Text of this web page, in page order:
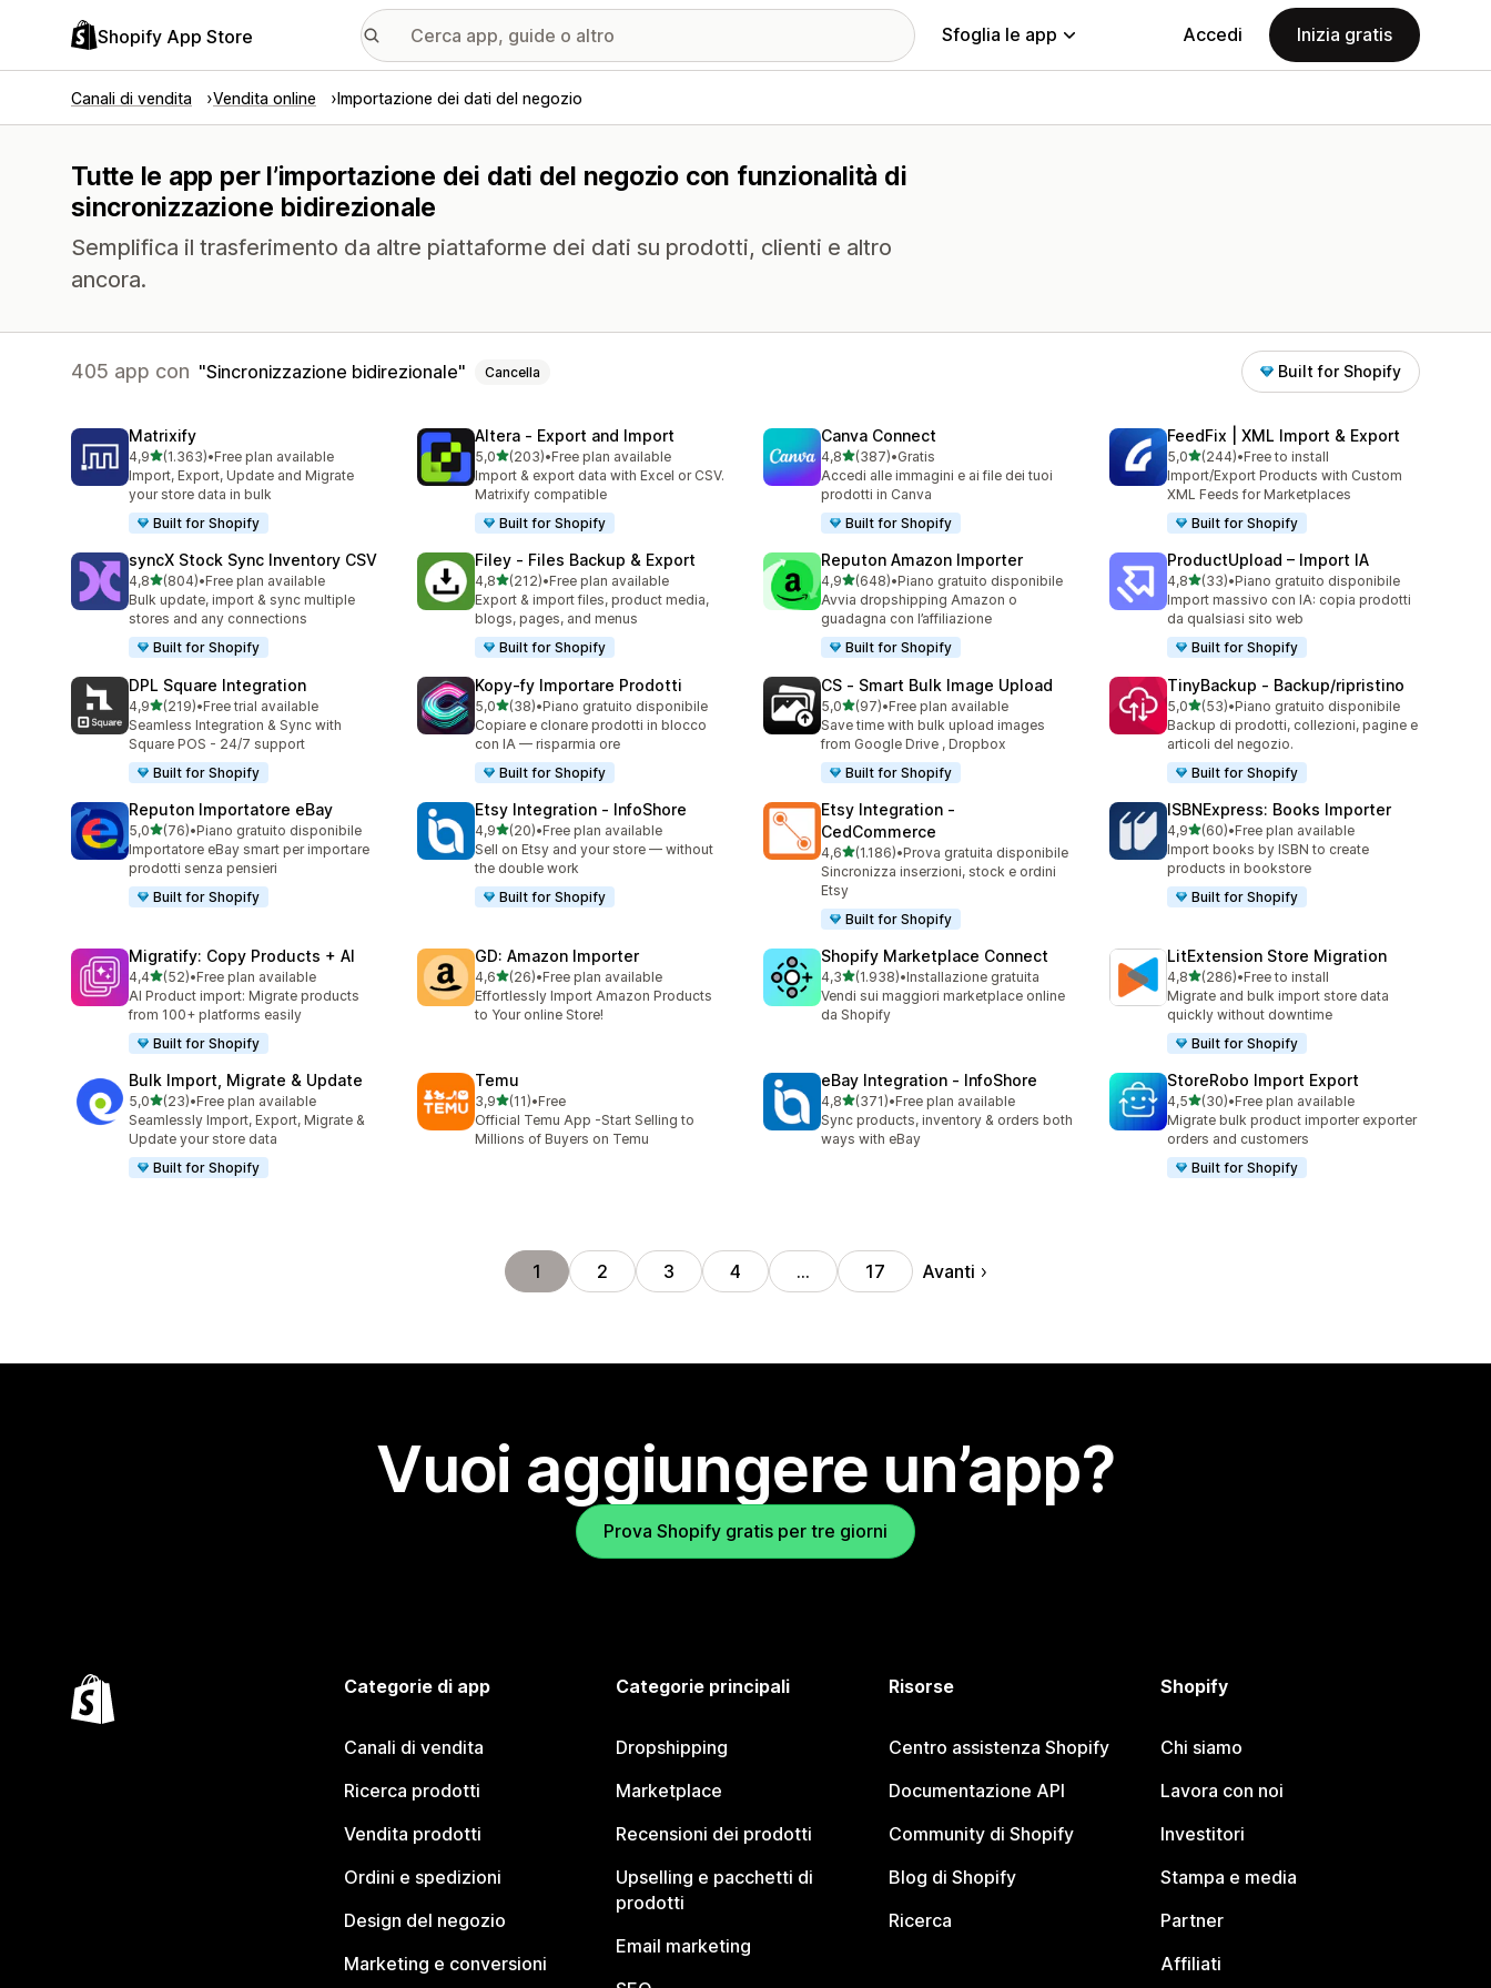
Shopify App Store Sfoglia le app Accedi Inizia gratis
Canali di vendita Vendita online Importazione dei dati del negozio
Tutte le app per l’importazione dei dati del negozio con funzionalità di
sincronizzazione bidirezionale
Semplifica il trasferimento da altre piattaforme dei dati su prodotti, clienti e altro
ancora.
405 app con Sincronizzazione bidirezionale Cancella Built for Shopify
Matrixify
4,9stelle su 5
(1.363)
1363 recensioni totali
•Free plan available
Import, Export, Update and Migrate
your store data in bulk
Built for Shopify
Altera ‑ Export and Import
5,0stelle su 5
(203)
203 recensioni totali
•Free plan available
Import & export data with Excel or CSV.
Matrixify compatible
Built for Shopify
Canva Connect
4,8stelle su 5
(387)
387 recensioni totali
•Gratis
Accedi alle immagini e ai file dei tuoi
prodotti in Canva
Built for Shopify
FeedFix | XML Import & Export
5,0stelle su 5
(244)
244 recensioni totali
•Free to install
Import/Export Products with Custom
XML Feeds for Marketplaces
Built for Shopify
syncX Stock Sync Inventory CSV
4,8stelle su 5
(804)
804 recensioni totali
•Free plan available
Bulk update, import & sync multiple
stores and any connections
Built for Shopify
Filey ‑ Files Backup & Export
4,8stelle su 5
(212)
212 recensioni totali
•Free plan available
Export & import files, product media,
blogs, pages, and menus
Built for Shopify
Reputon Amazon Importer
4,9stelle su 5
(648)
648 recensioni totali
•Piano gratuito disponibile
Avvia dropshipping Amazon o
guadagna con l’affiliazione
Built for Shopify
ProductUpload – Import IA
4,8stelle su 5
(33)
33 recensioni totali
•Piano gratuito disponibile
Import massivo con IA: copia prodotti
da qualsiasi sito web
Built for Shopify
DPL Square Integration
4,9stelle su 5
(219)
219 recensioni totali
•Free trial available
Seamless Integration & Sync with
Square POS - 24/7 support
Built for Shopify
Kopy‑fy Importare Prodotti
5,0stelle su 5
(38)
38 recensioni totali
•Piano gratuito disponibile
Copiare e clonare prodotti in blocco
con IA — risparmia ore
Built for Shopify
CS ‑ Smart Bulk Image Upload
5,0stelle su 5
(97)
97 recensioni totali
•Free plan available
Save time with bulk upload images
from Google Drive , Dropbox
Built for Shopify
TinyBackup ‑ Backup/ripristino
5,0stelle su 5
(53)
53 recensioni totali
•Piano gratuito disponibile
Backup di prodotti, collezioni, pagine e
articoli del negozio.
Built for Shopify
Reputon Importatore eBay
5,0stelle su 5
(76)
76 recensioni totali
•Piano gratuito disponibile
Importatore eBay smart per importare
prodotti senza pensieri
Built for Shopify
Etsy Integration ‑ InfoShore
4,9stelle su 5
(20)
20 recensioni totali
•Free plan available
Sell on Etsy and your store — without
the double work
Built for Shopify
Etsy Integration ‑
CedCommerce
4,6stelle su 5
(1.186)
1186 recensioni totali
•Prova gratuita disponibile
Sincronizza inserzioni, stock e ordini
Etsy
Built for Shopify
ISBNExpress: Books Importer
4,9stelle su 5
(60)
60 recensioni totali
•Free plan available
Import books by ISBN to create
products in bookstore
Built for Shopify
Migratify: Copy Products + AI
4,4stelle su 5
(52)
52 recensioni totali
•Free plan available
AI Product import: Migrate products
from 100+ platforms easily
Built for Shopify
GD: Amazon Importer
4,6stelle su 5
(26)
26 recensioni totali
•Free plan available
Effortlessly Import Amazon Products
to Your online Store!
Shopify Marketplace Connect
4,3stelle su 5
(1.938)
1938 recensioni totali
•Installazione gratuita
Vendi sui maggiori marketplace online
da Shopify
LitExtension Store Migration
4,8stelle su 5
(286)
286 recensioni totali
•Free to install
Migrate and bulk import store data
quickly without downtime
Built for Shopify
Bulk Import, Migrate & Update
5,0stelle su 5
(23)
23 recensioni totali
•Free plan available
Seamlessly Import, Export, Migrate &
Update your store data
Built for Shopify
Temu
3,9stelle su 5
(11)
11 recensioni totali
•Free
Official Temu App -Start Selling to
Millions of Buyers on Temu
eBay Integration ‑ InfoShore
4,8stelle su 5
(371)
371 recensioni totali
•Free plan available
Sync products, inventory & orders both
ways with eBay
StoreRobo Import Export
4,5stelle su 5
(30)
30 recensioni totali
•Free plan available
Migrate bulk product importer exporter
orders and customers
Built for Shopify
1 2 3 4 … 17 Avanti
Vuoi aggiungere un’app?
Prova Shopify gratis per tre giorni
Categorie di app
Canali di vendita
Ricerca prodotti
Vendita prodotti
Ordini e spedizioni
Design del negozio
Marketing e conversioni
Categorie principali
Dropshipping
Marketplace
Recensioni dei prodotti
Upselling e pacchetti di
prodotti
Email marketing
Risorse
Centro assistenza Shopify
Documentazione API
Community di Shopify
Blog di Shopify
Ricerca
Shopify
Chi siamo
Lavora con noi
Investitori
Stampa e media
Partner
Affiliati